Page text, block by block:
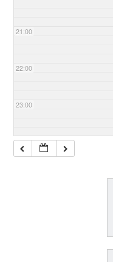
21:00
22:00
23:00